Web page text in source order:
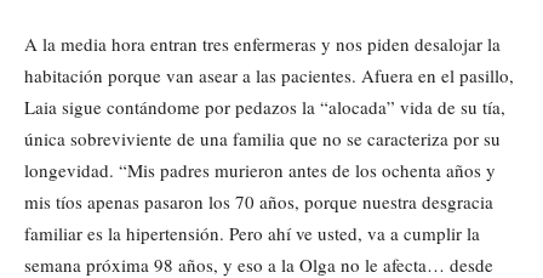
A la media hora entran tres enfermeras y nos piden desalojar la
habitación porque van asear a las pacientes. Afuera en el pasillo,
Laia sigue contándome por pedazos la “alocada” vida de su tía,
única sobreviviente de una familia que no se caracteriza por su
longevidad. “Mis padres murieron antes de los ochenta años y
mis tíos apenas pasaron los 70 años, porque nuestra desgracia
familiar es la hipertensión. Pero ahí ve usted, va a cumplir la
semana próxima 98 años, y eso a la Olga no le afecta… desde